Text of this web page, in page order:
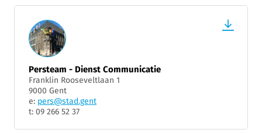
Persteam - Dienst Communicatie
Franklin Rooseveltlaan 1
9000 Gent
e: pers@stad.gent
t: 09 266 52 37